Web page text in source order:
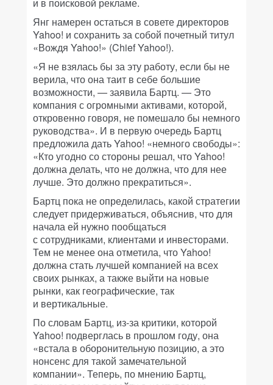
Янг намерен остаться в совете директоров
Yahoo! и сохранить за собой почетный титул
«Вождя Yahoo!» (Chief Yahoo!).
«Я не взялась бы за эту работу, если бы не
верила, что она таит в себе большие
возможности, — заявила Бартц. — Это
компания с огромными активами, которой,
откровенно говоря, не помешало бы немного
руководства». И в первую очередь Бартц
предложила дать Yahoo! «немного свободы»:
«Кто угодно со стороны решал, что Yahoo!
должна делать, что не должна, что для нее
лучше. Это должно прекратиться».
Бартц пока не определилась, какой стратегии
следует придерживаться, объяснив, что для
начала ей нужно пообщаться
с сотрудниками, клиентами и инвесторами.
Тем не менее она отметила, что Yahoo!
должна стать лучшей компанией на всех
своих рынках, а также выйти на новые
рынки, как географические, так
и вертикальные.
По словам Бартц, из-за критики, которой
Yahoo! подверглась в прошлом году, она
«встала в оборонительную позицию, а это
нонсенс для такой замечательной
компании». Теперь, по мнению Бартц,